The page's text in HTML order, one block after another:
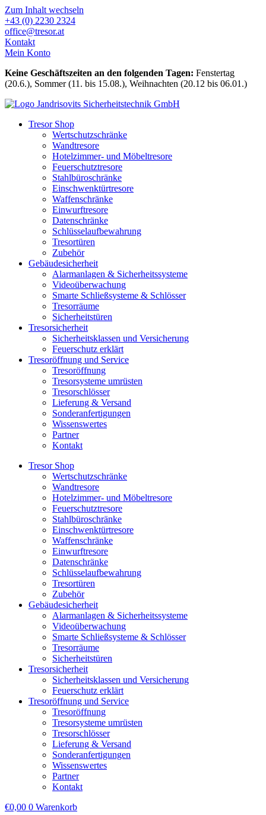
Zum Inhalt wechseln
+43 (0) 2230 2324
office@tresor.at
Kontakt
Mein Konto
Keine Geschäftszeiten an den folgenden Tagen: Fenstertag
(20.6.), Sommer (11. bis 15.08.), Weihnachten (20.12 bis 06.01.)
Tresor Shop
Wertschutzschränke
Wandtresore
Hotelzimmer- und Möbeltresore
Feuerschutztresore
Stahlbüroschränke
Einschwenktürtresore
Waffenschränke
Einwurftresore
Datenschränke
Schlüsselaufbewahrung
Tresortüren
Zubehör
Gebäudesicherheit
Alarmanlagen & Sicherheitssysteme
Videoüberwachung
Smarte Schließsysteme & Schlösser
Tresorräume
Sicherheitstüren
Tresorsicherheit
Sicherheitsklassen und Versicherung
Feuerschutz erklärt
Tresoröffnung und Service
Tresoröffnung
Tresorsysteme umrüsten
Tresorschlösser
Lieferung & Versand
Sonderanfertigungen
Wissenswertes
Partner
Kontakt
Tresor Shop
Wertschutzschränke
Wandtresore
Hotelzimmer- und Möbeltresore
Feuerschutztresore
Stahlbüroschränke
Einschwenktürtresore
Waffenschränke
Einwurftresore
Datenschränke
Schlüsselaufbewahrung
Tresortüren
Zubehör
Gebäudesicherheit
Alarmanlagen & Sicherheitssysteme
Videoüberwachung
Smarte Schließsysteme & Schlösser
Tresorräume
Sicherheitstüren
Tresorsicherheit
Sicherheitsklassen und Versicherung
Feuerschutz erklärt
Tresoröffnung und Service
Tresoröffnung
Tresorsysteme umrüsten
Tresorschlösser
Lieferung & Versand
Sonderanfertigungen
Wissenswertes
Partner
Kontakt
€0,00 0 Warenkorb